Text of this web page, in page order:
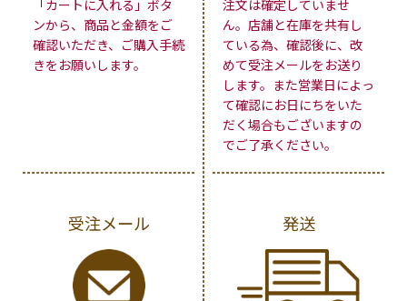
「カートに入れる」ボタ
ンから、商品と金額をご
確認いただき、ご購入手続
きをお願いします。
注文は確定していませ
ん。店舗と在庫を共有し
ている為、確認後に、改
めて受注メールをお送り
します。また営業日によっ
て確認にお日にちをいた
だく場合もございますの
でご了承ください。
受注メール 発送